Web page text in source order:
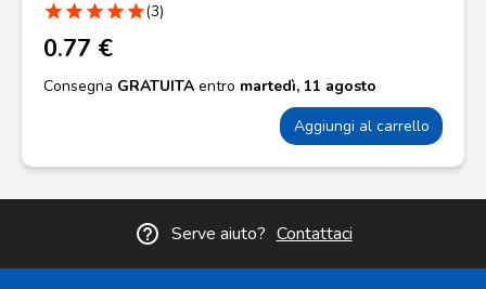
star star star star star(3)
0.77 €
Consegna GRATUITA entro martedì, 11 agosto
Aggiungi al carrello
help_outline Serve aiuto? Contattaci